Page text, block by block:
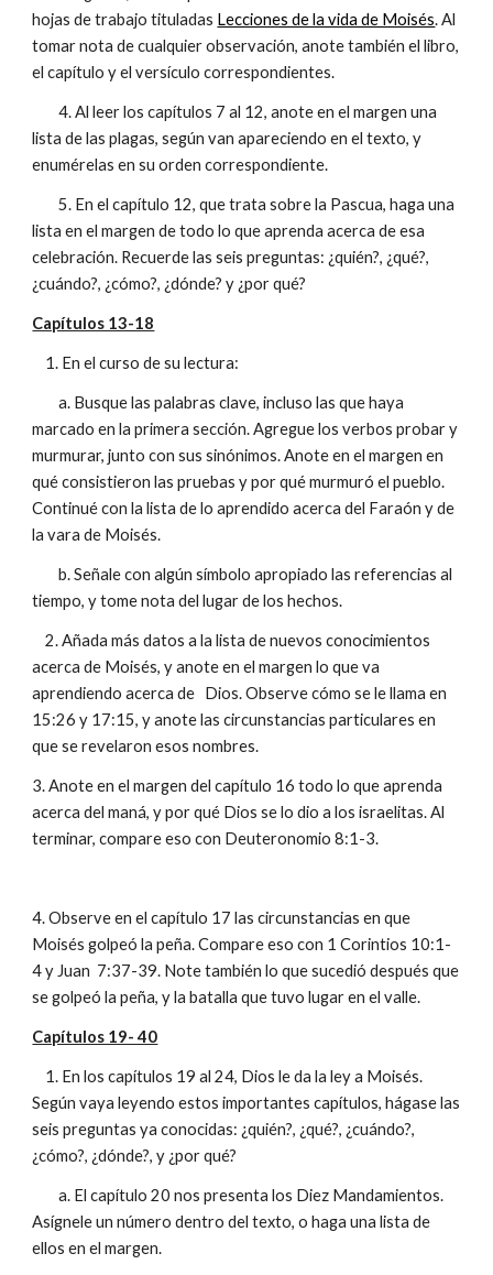
hojas de trabajo tituladas Lecciones de la vida de Moisés. Al
tomar nota de cualquier observación, anote también el libro,
el capítulo y el versículo correspondientes.
4. Al leer los capítulos 7 al 12, anote en el margen una
lista de las plagas, según van apareciendo en el texto, y
enumérelas en su orden correspondiente.
5. En el capítulo 12, que trata sobre la Pascua, haga una
lista en el margen de todo lo que aprenda acerca de esa
celebración. Recuerde las seis preguntas: ¿quién?, ¿qué?,
¿cuándo?, ¿cómo?, ¿dónde? y ¿por qué?
Capítulos 13-18
1. En el curso de su lectura:
a. Busque las palabras clave, incluso las que haya
marcado en la primera sección. Agregue los verbos probar y
murmurar, junto con sus sinónimos. Anote en el margen en
qué consistieron las pruebas y por qué murmuró el pueblo.
Continué con la lista de lo aprendido acerca del Faraón y de
la vara de Moisés.
b. Señale con algún símbolo apropiado las referencias al
tiempo, y tome nota del lugar de los hechos.
2. Añada más datos a la lista de nuevos conocimientos
acerca de Moisés, y anote en el margen lo que va
aprendiendo acerca de Dios. Observe cómo se le llama en
15:26 y 17:15, y anote las circunstancias particulares en
que se revelaron esos nombres.
3. Anote en el margen del capítulo 16 todo lo que aprenda
acerca del maná, y por qué Dios se lo dio a los israelitas. Al
terminar, compare eso con Deuteronomio 8:1-3.
4. Observe en el capítulo 17 las circunstancias en que
Moisés golpeó la peña. Compare eso con 1 Corintios 10:1-
4 y Juan 7:37-39. Note también lo que sucedió después que
se golpeó la peña, y la batalla que tuvo lugar en el valle.
Capítulos 19- 40
1. En los capítulos 19 al 24, Dios le da la ley a Moisés.
Según vaya leyendo estos importantes capítulos, hágase las
seis preguntas ya conocidas: ¿quién?, ¿qué?, ¿cuándo?,
¿cómo?, ¿dónde?, y ¿por qué?
a. El capítulo 20 nos presenta los Diez Mandamientos.
Asígnele un número dentro del texto, o haga una lista de
ellos en el margen.